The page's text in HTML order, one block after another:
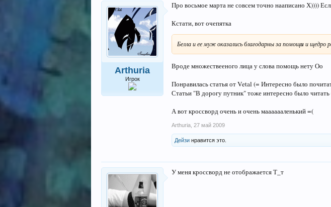
Arthuria
Игрок
Про восьмое марта не совсем точно нааписано Х))))
Кстати, вот очепятка
Белла и ее муж оказались благодарны за помощии щедро
Вроде множествееного лица у слова помощь нету Оо
Понравилась статья от Vetal (= Интересно было
Статьи "В дорогу путник" тоже интересно было читать
А вот кроссворд очень и очень мааааааленький =(
Arthuria 27 май 2009
Дейзи нравится это.
У меня кроссворд не отображается Т_т